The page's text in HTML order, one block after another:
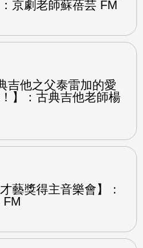
京劇老師蘇蓓芸 FM
吉他之父泰雷加的愛
】：古典吉他老師楊
藝獎得主音樂會】：